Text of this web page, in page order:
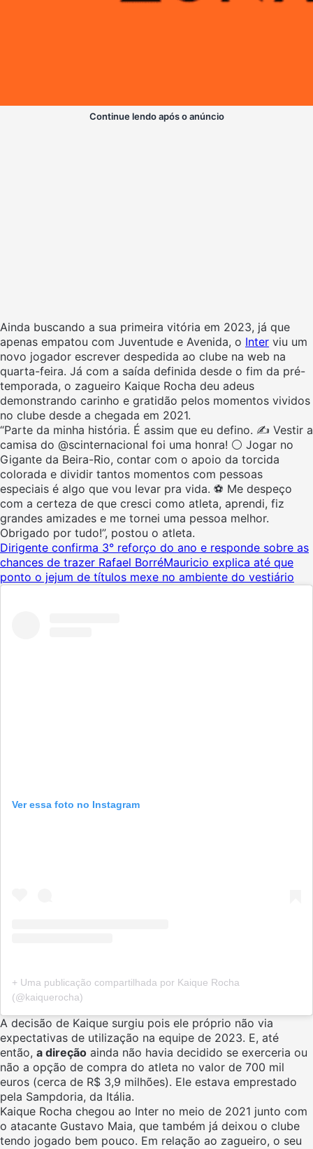
Continue lendo após o anúncio
Ainda buscando a sua primeira vitória em 2023, já que
apenas empatou com Juventude e Avenida, o Inter viu um
novo jogador escrever despedida ao clube na web na
quarta-feira. Já com a saída definida desde o fim da pré-
temporada, o zagueiro Kaique Rocha deu adeus
demonstrando carinho e gratidão pelos momentos vividos
no clube desde a chegada em 2021.
“Parte da minha história. É assim que eu defino. ✍️ Vestir a
camisa do @scinternacional foi uma honra! ⚪️ Jogar no
Gigante da Beira-Rio, contar com o apoio da torcida
colorada e dividir tantos momentos com pessoas
especiais é algo que vou levar pra vida. ⚽️️ Me despeço
com a certeza de que cresci como atleta, aprendi, fiz
grandes amizades e me tornei uma pessoa melhor.
Obrigado por tudo!”, postou o atleta.
Dirigente confirma 3° reforço do ano e responde sobre as
chances de trazer Rafael BorréMauricio explica até que
ponto o jejum de títulos mexe no ambiente do vestiário
Ver essa foto no Instagram
+ Uma publicação compartilhada por Kaique Rocha
(@kaiquerocha)
A decisão de Kaique surgiu pois ele próprio não via
expectativas de utilização na equipe de 2023. E, até
então, a direção ainda não havia decidido se exerceria ou
não a opção de compra do atleta no valor de 700 mil
euros (cerca de R$ 3,9 milhões). Ele estava emprestado
pela Sampdoria, da Itália.
Kaique Rocha chegou ao Inter no meio de 2021 junto com
o atacante Gustavo Maia, que também já deixou o clube
tendo jogado bem pouco. Em relação ao zagueiro, o seu